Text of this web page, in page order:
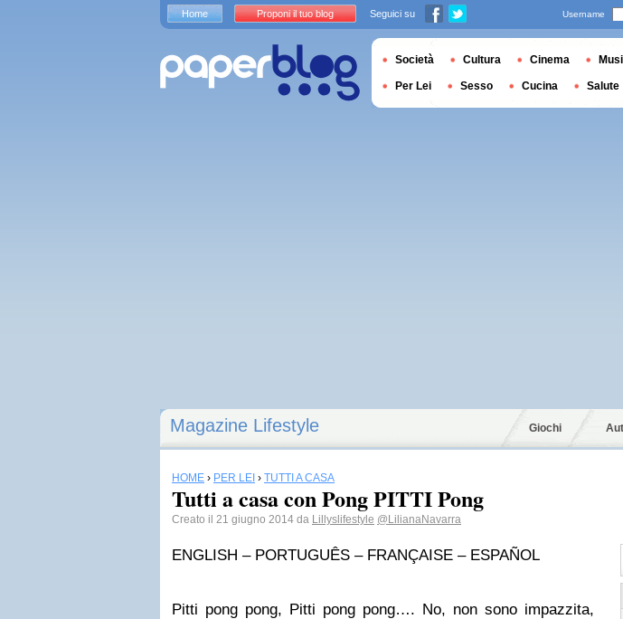
Magazine Lifestyle Giochi
HOME › PER LEI › TUTTI A CASA
Tutti a casa con Pong PITTI Pong
Creato il 21 giugno 2014 da Lillyslifestyle @LilianaNavarra
ENGLISH – PORTUGUÊS – FRANÇAISE – ESPAÑOL
Pitti pong pong, Pitti pong pong…. No, non sono impazzita,
Home Proponi il tuo blog Seguici su Username
Società Cultura Cinema
Per Lei Sesso Cucina Salute